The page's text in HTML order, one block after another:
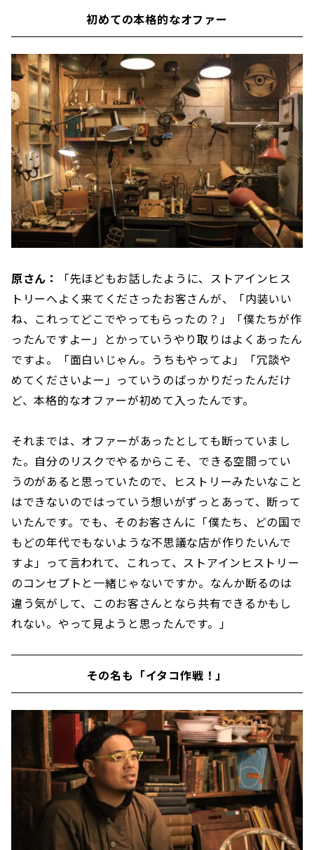
初めての本格的なオファー
原さん：
「先ほどもお話したように、ストアインヒス
トリーへよく来てくださったお客さんが、「内装いい
ね、これってどこでやってもらったの？」「僕たちが作
ったんですよー」とかっていうやり取りはよくあったん
ですよ。「面白いじゃん。うちもやってよ」「冗談や
めてくださいよー」っていうのばっかりだったんだけ
ど、本格的なオファーが初めて入ったんです。
それまでは、オファーがあったとしても断っていまし
た。自分のリスクでやるからこそ、できる空間ってい
うのがあると思っていたので、ヒストリーみたいなこと
はできないのではっていう想いがずっとあって、断って
いたんです。でも、そのお客さんに「僕たち、どの国で
もどの年代でもないような不思議な店が作りたいんで
すよ」って言われて、これって、ストアインヒストリー
のコンセプトと一緒じゃないですか。なんか断るのは
違う気がして、このお客さんとなら共有できるかもし
れない。やって見ようと思ったんです。」
その名も「イタコ作戦！」